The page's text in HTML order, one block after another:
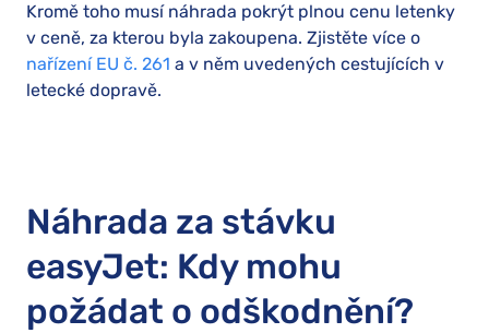
Kromě toho musí náhrada pokrýt plnou cenu letenky
v ceně, za kterou byla zakoupena. Zjistěte více o
nařízení EU č. 261 a v něm uvedených cestujících v
letecké dopravě.
Náhrada za stávku
easyJet: Kdy mohu
požádat o odškodnění?